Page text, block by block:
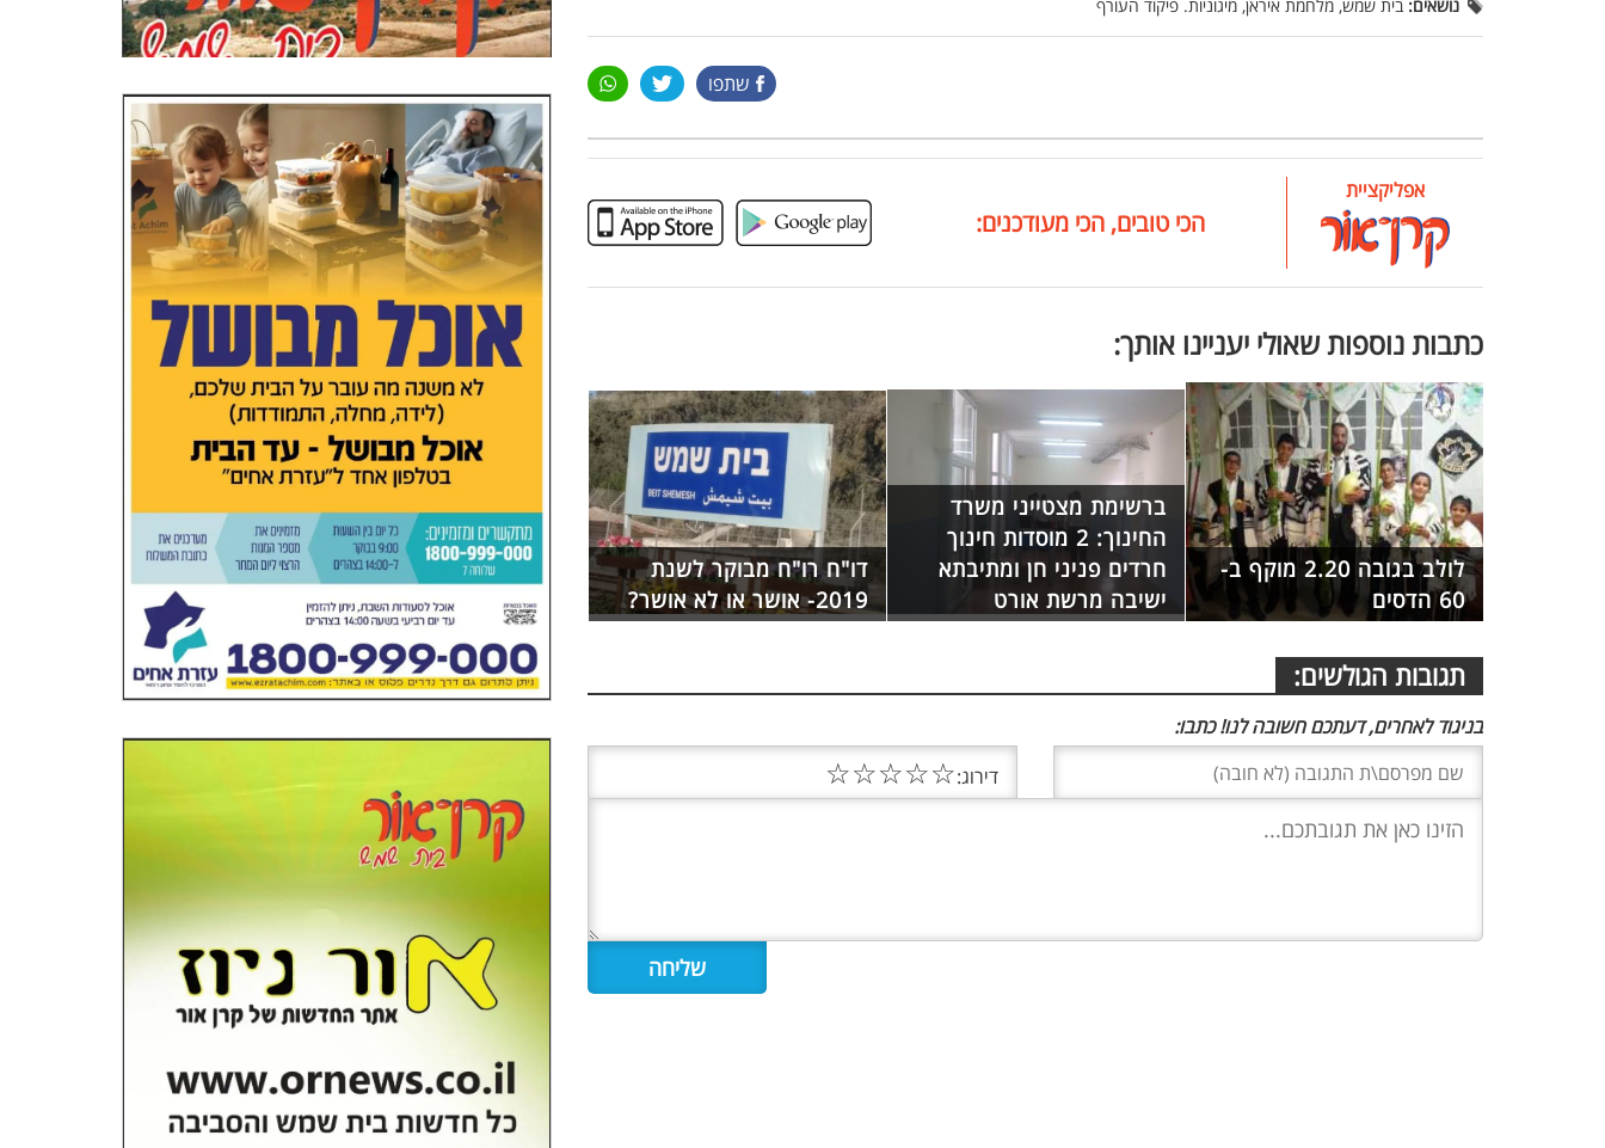
נושאים: בית שמש, מלחמת איראן, מיגוניות. פיקוד העורף
שתפו
אפליקציית
הכי טובים, הכי מעודכנים:
כתבות נוספות שאולי יעניינו אותך:
לולב בגובה 2.20 מוקף ב-
60 הדסים
ברשימת מצטייני משרד
החינוך: 2 מוסדות חינוך
חרדים פניני חן ומתיבתא
ישיבה מרשת אורט
דו"ח רו"ח מבוקר לשנת
2019- אושר או לא אושר?
תגובות הגולשים:
בניגוד לאחרים, דעתכם חשובה לנו! כתבו:
דירוג:☆
☆
☆
☆
☆